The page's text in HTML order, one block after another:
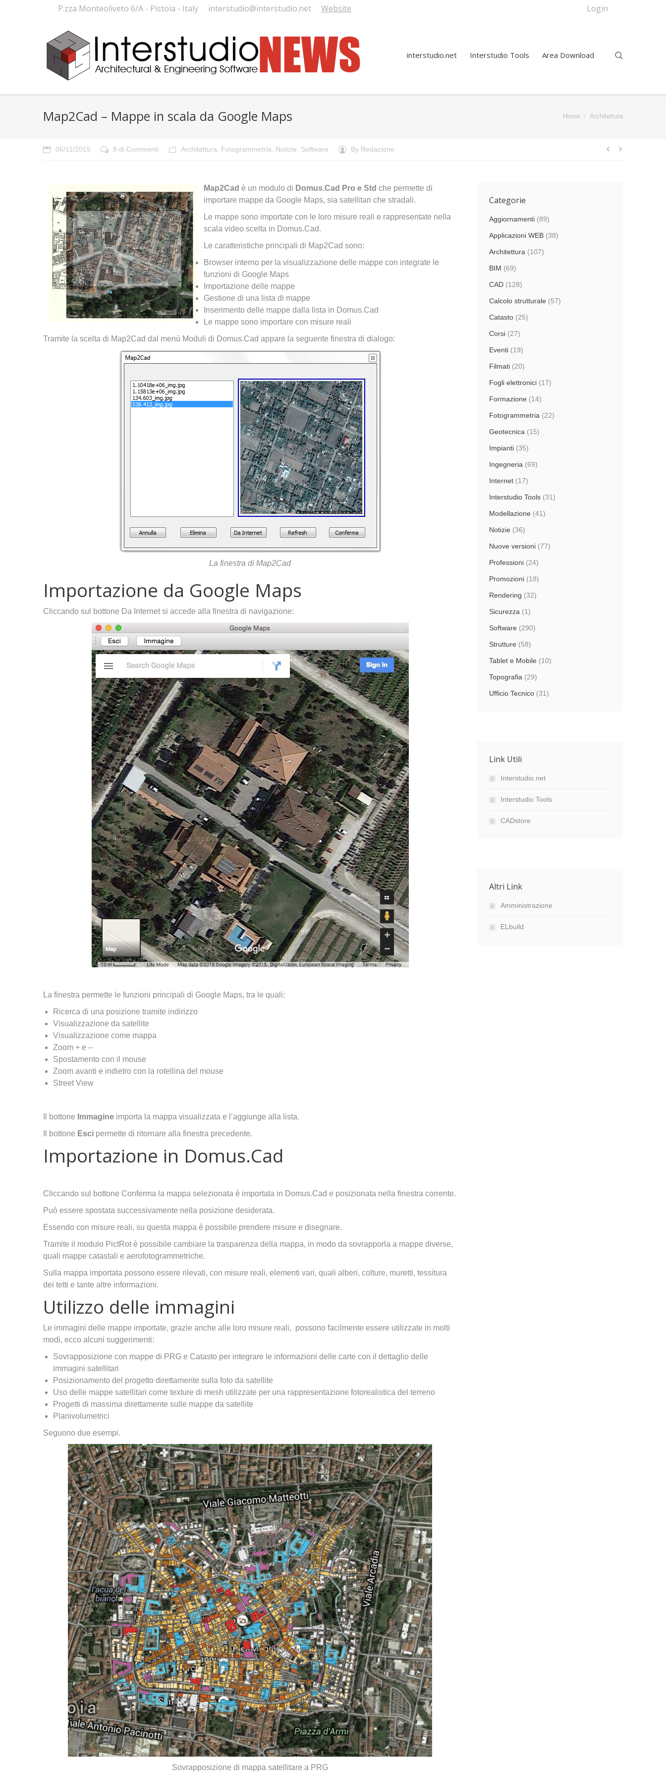
P.zza Monteoliveto 6/A - Pistoia - Italy interstudio@interstudio.net Website Login
interstudio.net Interstudio Tools Area Download
Map2Cad – Mappe in scala da Google Maps Home Architettura
06/11/2015 8 di Commenti Architettura Fotogrammetria Notizie Software By Redazione
Map2Cad è un modulo di Domus.Cad Pro e Std che permette di
importare mappe da Google Maps, sia satellitari che stradali.
Le mappe sono importate con le loro misure reali e rappresentate nella
scala video scelta in Domus.Cad.
Le caratteristiche principali di Map2Cad sono:
Browser interno per la visualizzazione delle mappe con integrate le
funzioni di Google Maps
Importazione delle mappe
Gestione di una lista di mappe
Inserimento delle mappe dalla lista in Domus.Cad
Le mappe sono importare con misure reali
Tramite la scelta di Map2Cad dal menù Moduli di Domus.Cad appare la seguente finestra di dialogo:
La finestra di Map2Cad
Importazione da Google Maps
Cliccando sul bottone Da Internet si accede alla finestra di navigazione:
La finestra permette le funzioni principali di Google Maps, tra le quali:
Ricerca di una posizione tramite indirizzo
Visualizzazione da satellite
Visualizzazione come mappa
Zoom + e –
Spostamento con il mouse
Zoom avanti e indietro con la rotellina del mouse
Street View
Il bottone Immagine importa la mappa visualizzata e l’aggiunge alla lista.
Il bottone Esci permette di ritornare alla finestra precedente.
Importazione in Domus.Cad
Cliccando sul bottone Conferma la mappa selezionata è importata in Domus.Cad e posizionata nella finestra corrente.
Può essere spostata successivamente nella posizione desiderata.
Essendo con misure reali, su questa mappa è possibile prendere misure e disegnare.
Tramite il modulo PictRot è possibile cambiare la trasparenza della mappa, in modo da sovrapporla a mappe diverse,
quali mappe catastali e aerofotogrammetriche.
Sulla mappa importata possono essere rilevati, con misure reali, elementi vari, quali alberi, colture, muretti, tessitura
dei tetti e tante altre informazioni.
Utilizzo delle immagini
Le immagini delle mappe importate, grazie anche alle loro misure reali, possono facilmente essere utilizzate in molti
modi, ecco alcuni suggerimenti:
Sovrapposizione con mappe di PRG e Catasto per integrare le informazioni delle carte con il dettaglio delle
immagini satellitari
Posizionamento del progetto direttamente sulla foto da satellite
Uso delle mappe satellitari come texture di mesh utilizzate per una rappresentazione fotorealistica del terreno
Progetti di massima direttamente sulle mappe da satellite
Planivolumetrici
Seguono due esempi.
Sovrapposizione di mappa satellitare a PRG
Categorie
Aggiornamenti (89)
Applicazioni WEB (38)
Architettura (107)
BIM (69)
CAD (128)
Calcolo strutturale (57)
Catasto (25)
Corsi (27)
Eventi (19)
Filmati (20)
Fogli elettronici (17)
Formazione (14)
Fotogrammetria (22)
Geotecnica (15)
Impianti (35)
Ingegneria (69)
Internet (17)
Interstudio Tools (31)
Modellazione (41)
Notizie (36)
Nuove versioni (77)
Professioni (24)
Promozioni (18)
Rendering (32)
Sicurezza (1)
Software (290)
Strutture (58)
Tablet e Mobile (10)
Topografia (29)
Ufficio Tecnico (31)
Link Utili
Interstudio.net
Interstudio Tools
CADstore
Altri Link
Amministrazione
ELbuild